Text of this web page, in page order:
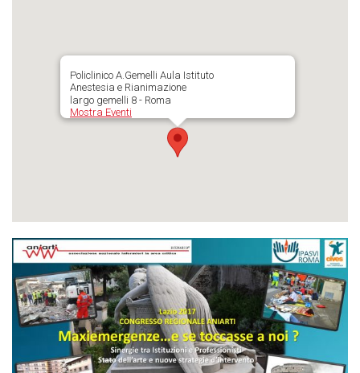
Policlinico A.Gemelli Aula Istituto
Anestesia e Rianimazione
largo gemelli 8 - Roma
Mostra Eventi